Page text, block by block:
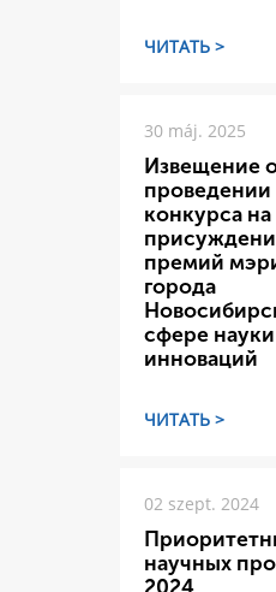
ЧИТАТЬ >
30 máj. 2025
Извещение
проведении
конкурса на
премий
города
сфере
инноваций
ЧИТАТЬ >
02 szept. 2024
научных